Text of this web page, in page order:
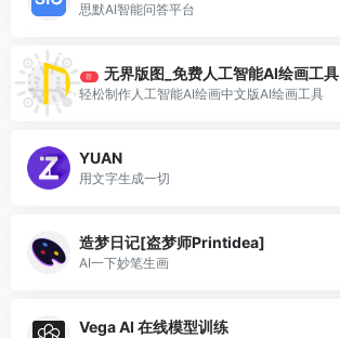
思默AI智能问答平台
荐 无界版图_免费人工智能AI绘画工具
轻松制作人工智能AI绘画中文版AI绘画工具
YUAN
用文字生成一切
造梦日记[盗梦师Printidea]
AI一下妙笔生画
Vega AI 在线模型训练